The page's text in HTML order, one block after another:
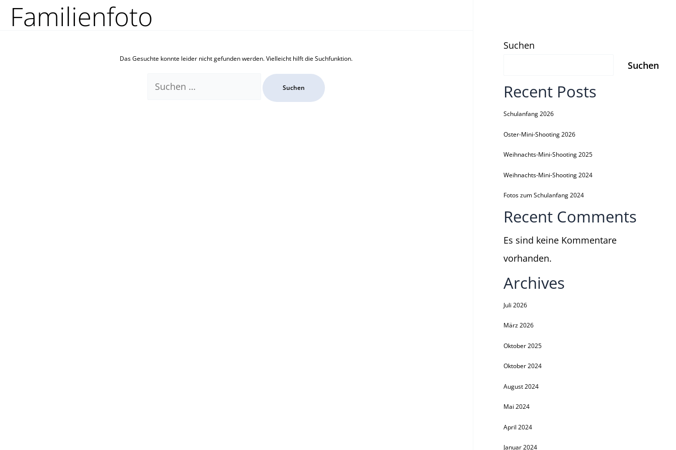
Inhalt
springenFamilienfoto
Das Gesuchte konnte leider nicht gefunden werden. Vielleicht hilft die Suchfunktion.
nach:
Suchen
Suchen
Recent Posts
Schulanfang 2026
Oster-Mini-Shooting 2026
Weihnachts-Mini-Shooting 2025
Weihnachts-Mini-Shooting 2024
Fotos zum Schulanfang 2024
Recent Comments
Es sind keine Kommentare
vorhanden.
Archives
Juli 2026
März 2026
Oktober 2025
Oktober 2024
August 2024
Mai 2024
April 2024
Januar 2024